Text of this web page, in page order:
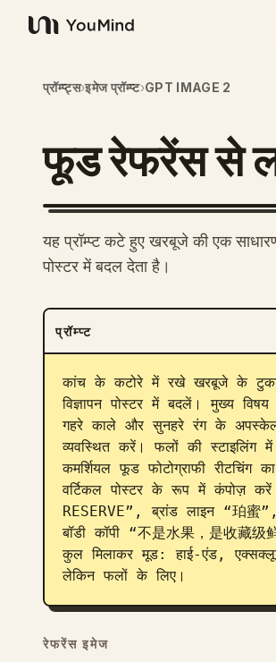
YouMind
प्रॉम्प्ट्स›इमेज प्रॉम्प्ट›GPT IMAGE 2
फूड रेफरेंस से
यह प्रॉम्प्ट कटे हुए खरबूजे की एक
पोस्टर में बदल देता है।
प्रॉम्प्ट
कांच के कटोरे में रखे खरबूजे के
विज्ञापन पोस्टर में बदलें। मुख्य
गहरे काले और सुनहरे रंग के अपस्केल
व्यवस्थित करें। फलों की स्टाइलिंग
कमर्शियल फूड फोटोग्राफी
वर्टिकल पोस्टर के रूप में कंपोज़
RESERVE”, ब्रांड लाइन “珀
बॉडी कॉपी “不是水果，是收藏
कुल मिलाकर मूड: हाई-एंड,
लेकिन फलों के लिए।
रेफरेंस इमेज